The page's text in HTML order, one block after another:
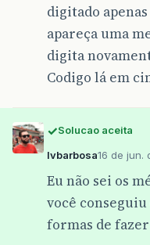
digitado
apareça uma
digita
Codigo lá em
Solucao aceita
lvbarbosa16 de jun.
Eu não sei os
você
formas de fazer